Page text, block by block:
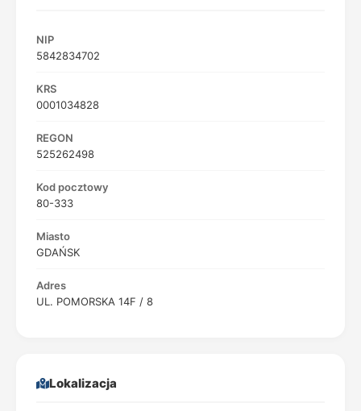
NIP
5842834702
KRS
0001034828
REGON
525262498
Kod pocztowy
80-333
Miasto
GDAŃSK
Adres
UL. POMORSKA 14F / 8
Lokalizacja